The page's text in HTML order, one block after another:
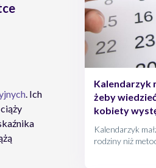
. Ich
Kalendarzyk
żeby
kobiety
Kalendarzyk
rodziny niż
w dni płodne